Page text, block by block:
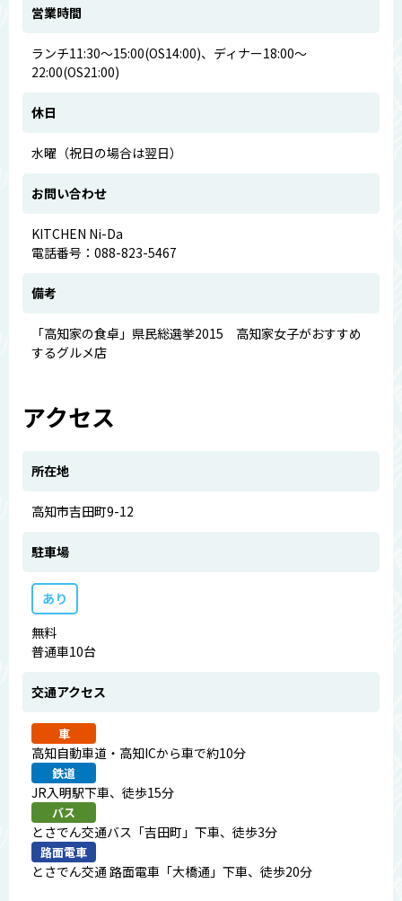
営業時間
ランチ11:30～15:00(OS14:00)、ディナー18:00～
22:00(OS21:00)
休日
水曜（祝日の場合は翌日）
お問い合わせ
KITCHEN Ni-Da
電話番号：088-823-5467
備考
「高知家の食卓」県民総選挙2015 高知家女子がおすすめ
するグルメ店
アクセス
所在地
高知市吉田町9-12
駐車場
あり
無料
普通車10台
交通アクセス
車
高知自動車道・高知ICから車で約10分
鉄道
JR入明駅下車、徒歩15分
バス
とさでん交通バス「吉田町」下車、徒歩3分
路面電車
とさでん交通 路面電車「大橋通」下車、徒歩20分